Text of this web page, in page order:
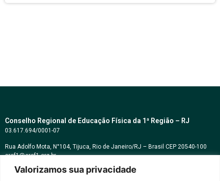
Valorizamos sua privacidade
Conselho Regional de Educação Física da 1ª Região – RJ
03.617.694/0001-07
Rua Adolfo Mota, N°104, Tijuca, Rio de Janeiro/RJ – Brasil CEP 20540-100
cref1@cref1.org.br
Assessoria de comunicação: